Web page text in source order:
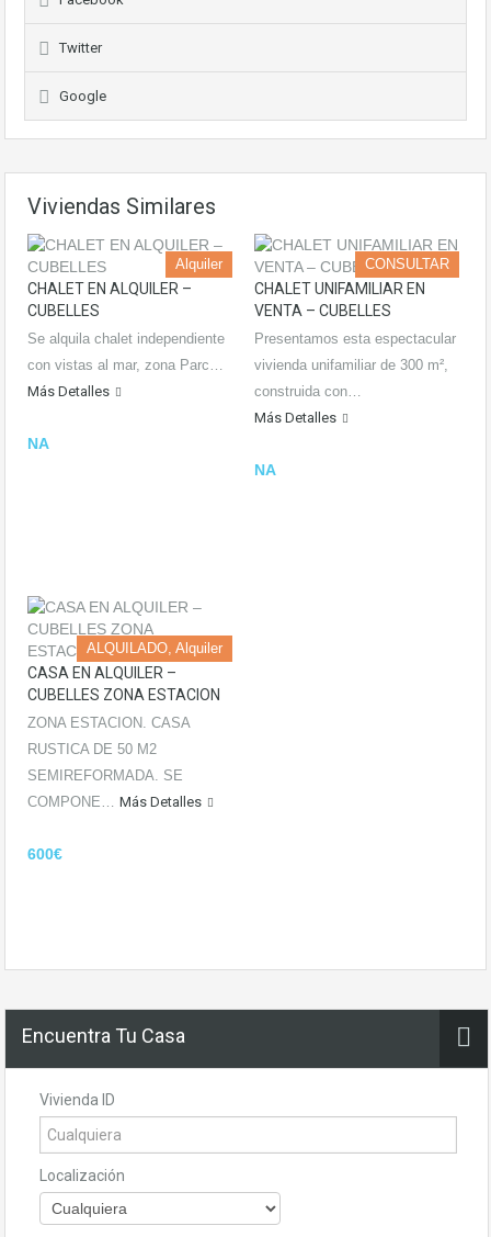
Twitter
Google
Viviendas Similares
Alquiler
CHALET EN ALQUILER –
CUBELLES
Se alquila chalet independiente
con vistas al mar, zona Parc…
Más Detalles
NA
CONSULTAR
CHALET UNIFAMILIAR EN
VENTA – CUBELLES
Presentamos esta espectacular
vivienda unifamiliar de 300 m²,
construida con…
Más Detalles
NA
ALQUILADO, Alquiler
CASA EN ALQUILER –
CUBELLES ZONA ESTACION
ZONA ESTACION. CASA
RUSTICA DE 50 M2
SEMIREFORMADA. SE
COMPONE… Más Detalles
600€
Encuentra Tu Casa
Vivienda ID
Localización